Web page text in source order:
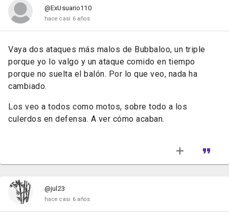
@ExUsuario110
hace casi 6 años
Vaya dos ataques más malos de Bubbaloo, un triple
porque yo lo valgo y un ataque comido en tiempo
porque no suelta el balón. Por lo que veo, nada ha
cambiado.
Los veo a todos como motos, sobre todo a los
culerdos en defensa. A ver cómo acaban.
@jul23
hace casi 6 años